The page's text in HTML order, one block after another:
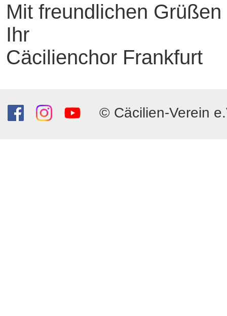
Mit freundlichen Grüßen
Ihr
Cäcilienchor Frankfurt
© Cäcilien-Verein